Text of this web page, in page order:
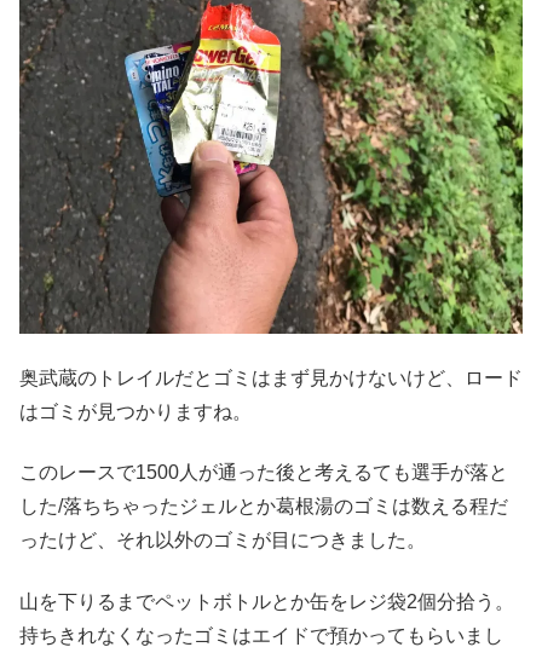
奥武蔵のトレイルだとゴミはまず見かけないけど、ロード
はゴミが見つかりますね。
このレースで1500人が通った後と考えるても選手が落と
した/落ちちゃったジェルとか葛根湯のゴミは数える程だ
ったけど、それ以外のゴミが目につきました。
山を下りるまでペットボトルとか缶をレジ袋2個分拾う。
持ちきれなくなったゴミはエイドで預かってもらいまし